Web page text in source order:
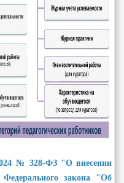
№ 328-ФЗ "О внесении
закона "Об